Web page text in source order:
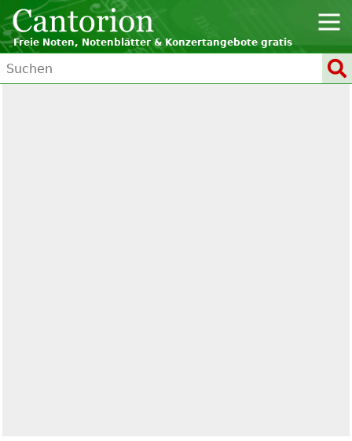
Freie Noten, Notenblätter & Konzertangebote gratis